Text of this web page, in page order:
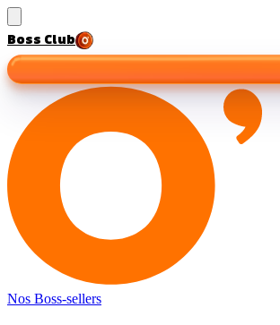
Boss Club
Nos Boss-sellers